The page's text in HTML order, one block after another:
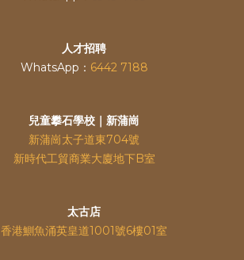
人才招聘
WhatsApp： 6442 7188
兒童攀石學校｜新蒲崗
新蒲崗太子道東704號
新時代工貿商業大廈地下B室
太古店
香港鰂魚涌英皇道1001號6樓01室